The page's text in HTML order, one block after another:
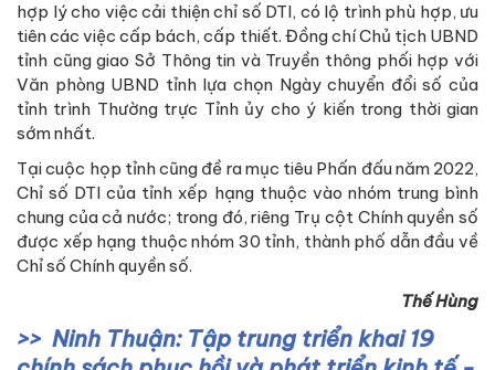
hợp lý cho việc cải thiện chỉ số DTI, có lộ trình phù hợp, ưu
tiên các việc cấp bách, cấp thiết. Đồng chí Chủ tịch UBND
tỉnh cũng giao Sở Thông tin và Truyền thông phối hợp với
Văn phòng UBND tỉnh lựa chọn Ngày chuyển đổi số của
tỉnh trình Thường trực Tỉnh ủy cho ý kiến trong thời gian
sớm nhất.
Tại cuộc họp tỉnh cũng đề ra mục tiêu Phấn đấu năm 2022,
Chỉ số DTI của tỉnh xếp hạng thuộc vào nhóm trung bình
chung của cả nước; trong đó, riêng Trụ cột Chính quyền số
được xếp hạng thuộc nhóm 30 tỉnh, thành phố dẫn đầu về
Chỉ số Chính quyền số.
Thế Hùng
Ninh Thuận: Tập trung triển khai 19